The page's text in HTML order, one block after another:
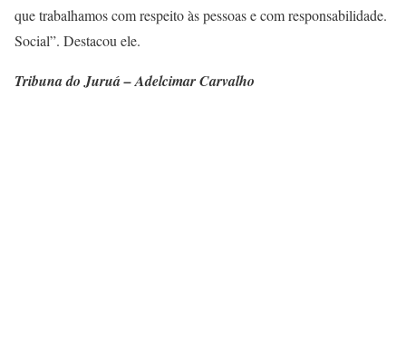
que trabalhamos com respeito às pessoas e com responsabilidade.
Social”. Destacou ele.
Tribuna do Juruá – Adelcimar Carvalho